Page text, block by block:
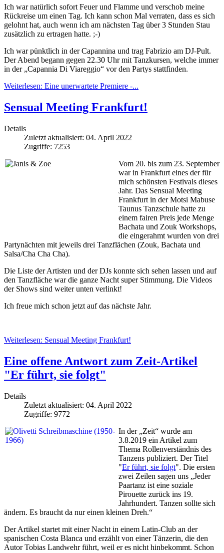
Ich war natürlich sofort Feuer und Flamme und verschob meine
Rückreise um einen Tag. Ich kann schon Mal verraten, dass es sich
gelohnt hat, auch wenn ich am nächsten Tag über 3 Stunden Stau
zusätzlich zu ertragen hatte. ;-)
Ich war pünktlich in der Capannina und trag Fabrizio am DJ-Pult.
Der Abend begann gegen 22.30 Uhr mit Tanzkursen, welche immer
in der „Capannia Di Viareggio“ vor den Partys stattfinden.
Weiterlesen: Eine unerwartete Premiere -...
Sensual Meeting Frankfurt!
Details
Zuletzt aktualisiert: 04. April 2022
Zugriffe: 7253
Vom 20. bis zum 23. September
war in Frankfurt eines der für
mich schönsten Festivals dieses
Jahr. Das Sensual Meeting
Frankfurt in der Motsi Mabuse
Taunus Tanzschule hatte zu
einem fairen Preis jede Menge
Bachata und Zouk Workshops,
die eingerahmt wurden von drei
Partynächten mit jeweils drei Tanzflächen (Zouk, Bachata und
Salsa/Cha Cha Cha).
Die Liste der Artisten und der DJs konnte sich sehen lassen und auf
den Tanzfläche war die ganze Nacht super Stimmung. Die Videos
der Shows sind weiter unten verlinkt!
Ich freue mich schon jetzt auf das nächste Jahr.
Weiterlesen: Sensual Meeting Frankfurt!
Eine offene Antwort zum Zeit-Artikel
"Er führt, sie folgt"
Details
Zuletzt aktualisiert: 04. April 2022
Zugriffe: 9772
In der „Zeit“ wurde am
3.8.2019 ein Artikel zum
Thema Rollenverständnis des
Tanzens publiziert. Der Titel
"Er führt, sie folgt". Die ersten
zwei Zeilen sagen uns „Jeder
Paartanz ist eine soziale
Pirouette zurück ins 19.
Jahrhundert. Tanzen sollte sich
ändern. Es braucht da nur einen kleinen Dreh.“
Der Artikel startet mit einer Nacht in einem Latin-Club an der
spanischen Costa Blanca und erzählt von einer Tänzerin, die den
Autor Tobias Landwehr führt, weil er es nicht hinbekommt. Schon